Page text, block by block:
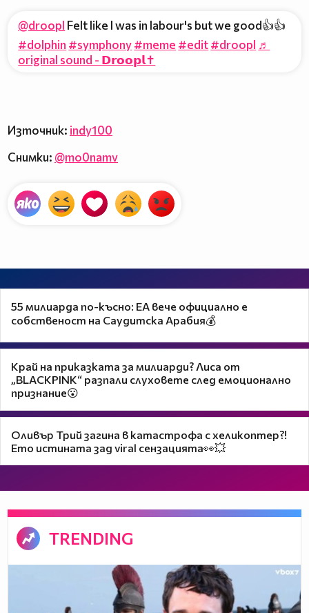
@droopl Felt like I was in labour's but we good👍👍
#dolphin #symphony#meme #edit#droopl ♬
original sound - 𝗗𝗿𝗼𝗼𝗽𝗹✝️
Източник: indy100
Снимки: @mo0namv
55 милиарда по-късно: EA вече официално е
собственост на Саудитска Арабия💰
Край на приказката за милиарди? Лиса от
„BLACKPINK“ разпали слуховете след емоционално
признание😮
Оливър Трий загина в катастрофа с хеликоптер?!
Ето истината зад viral сензацията👀💥
TRENDING